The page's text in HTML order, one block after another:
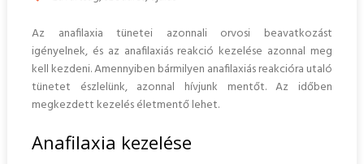
Az anafilaxia tünetei azonnali orvosi beavatkozást
igényelnek, és az anafilaxiás reakció kezelése azonnal meg
kell kezdeni. Amennyiben bármilyen anafilaxiás reakcióra utaló
tünetet észlelünk, azonnal hívjunk mentőt. Az időben
megkezdett kezelés életmentő lehet.
Anafilaxia kezelése